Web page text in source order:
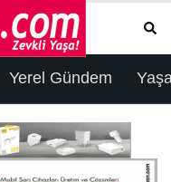
Yerel Gündem